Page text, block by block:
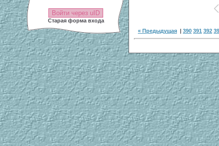
Войти через uID
Старая форма входа
« Предыдущая | 390 391 392